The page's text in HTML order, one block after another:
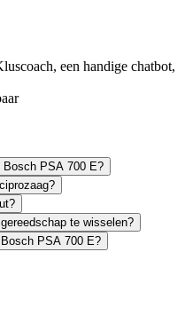
een handige chatbot,
Bosch PSA 700 E?
te wisselen?
PSA 700 E?